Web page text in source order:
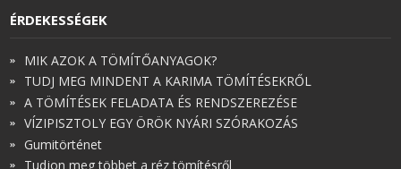
ÉRDEKESSÉGEK
MIK AZOK A TÖMÍTŐANYAGOK?
TUDJ MEG MINDENT A KARIMA TÖMÍTÉSEKRŐL
A TÖMÍTÉSEK FELADATA ÉS RENDSZEREZÉSE
VÍZIPISZTOLY EGY ÖRÖK NYÁRI SZÓRAKOZÁS
Gumitörténet
Tudjon meg többet a réz tömítésről